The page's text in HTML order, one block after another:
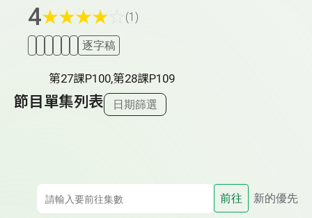
4★★★★ (1)
逐字稿
第27課P100,第28課P109
節目單集列表 日期篩選
前往 新的優先